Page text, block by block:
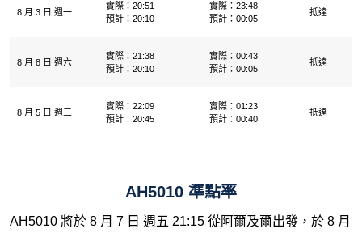
8 月 3 日 週一
實際：20:51
預計：20:10
實際：23:48
預計：00:05
抵達
8 月 8 日 週六
實際：21:38
預計：20:10
實際：00:43
預計：00:05
抵達
8 月 5 日 週三
實際：22:09
預計：20:45
實際：01:23
預計：00:40
抵達
AH5010 準點率
AH5010 將於 8 月 7 日 週五 21:15 從阿爾及爾出發，於 8 月